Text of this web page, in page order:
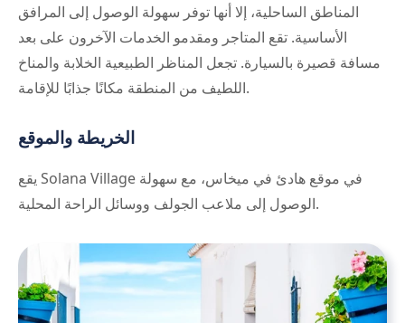
المناطق الساحلية، إلا أنها توفر سهولة الوصول إلى المرافق
الأساسية. تقع المتاجر ومقدمو الخدمات الآخرون على بعد
مسافة قصيرة بالسيارة. تجعل المناظر الطبيعية الخلابة والمناخ
اللطيف من المنطقة مكانًا جذابًا للإقامة.
الخريطة والموقع
يقع Solana Village في موقع هادئ في ميخاس، مع سهولة
الوصول إلى ملاعب الجولف ووسائل الراحة المحلية.